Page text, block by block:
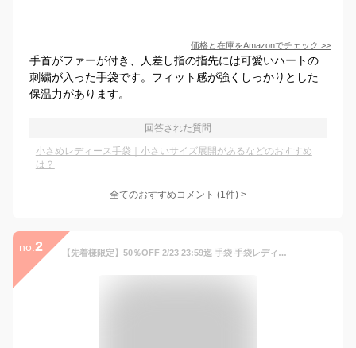
価格と在庫をAmazonでチェック >>
手首がファーが付き、人差し指の指先には可愛いハートの
刺繍が入った手袋です。フィット感が強くしっかりとした
保温力があります。
回答された質問
小さめレディース手袋｜小さいサイズ展開があるなどのおすすめ
は？
全てのおすすめコメント (1件) >
no. 2 【先着様限定】50％OFF 2/23 23:59迄 手袋 手袋レディース 冬 防寒手袋 スマホ対応 暖かい ふわふわ 通学 通勤 自転車 バイク 誕生日 アウトドア クリスマス プレゼント 人気 冬小物